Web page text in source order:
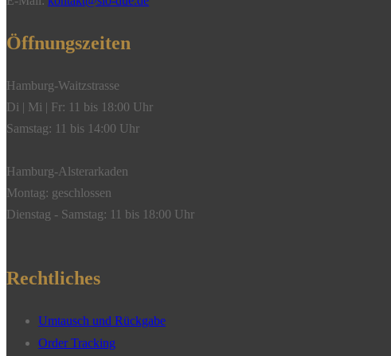
Öffnungszeiten
Hamburg-Waitzstrasse
Di | Mi | Fr: 11 bis 18:00 Uhr
Samstag: 11 bis 14:00 Uhr
Hamburg-Alsterarkaden
Montag: geschlossen
Dienstag - Samstag: 11 bis 18:00 Uhr
Rechtliches
Umtausch und Rückgabe
Order Tracking